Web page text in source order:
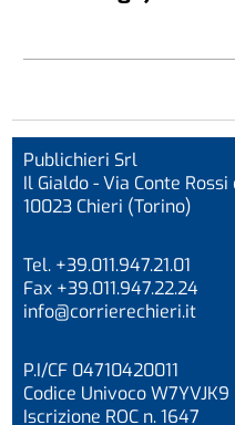
Publichieri Srl
Il Gialdo - Via Conte
10023 Chieri (Torino)
Tel. +39.011.947.21.01
Fax +39.011.947.22.24
info@corrierechieri.it
P.I/CF 04710420011
Codice Univoco W7YVJK9
Iscrizione ROC n. 1647